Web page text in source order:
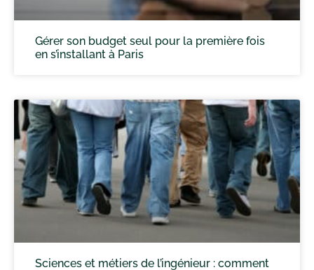
Gérer son budget seul pour la première fois
en s’installant à Paris
Sciences et métiers de l’ingénieur : comment